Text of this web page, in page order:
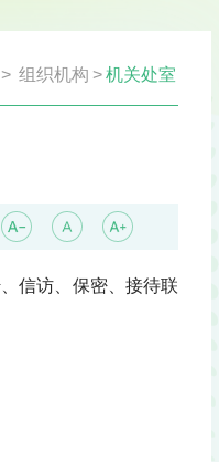
> 组织机构 >机关处室
信访、保密、接待联